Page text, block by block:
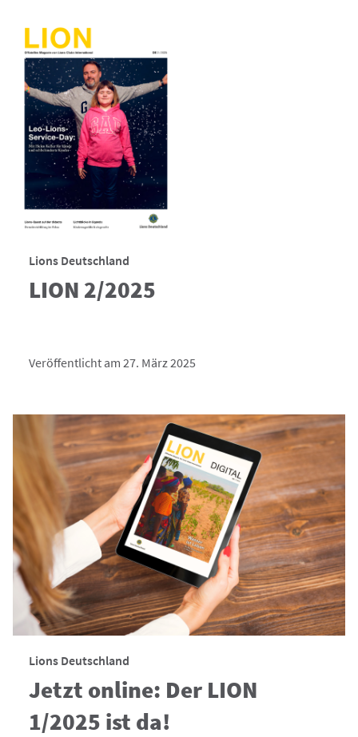
Lions Deutschland
LION 2/2025
Veröffentlicht am 27. März 2025
Lions Deutschland
Jetzt online: Der LION
1/2025 ist da!